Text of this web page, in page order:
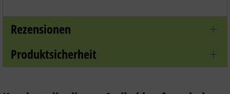
Rezensionen
Produktsicherheit